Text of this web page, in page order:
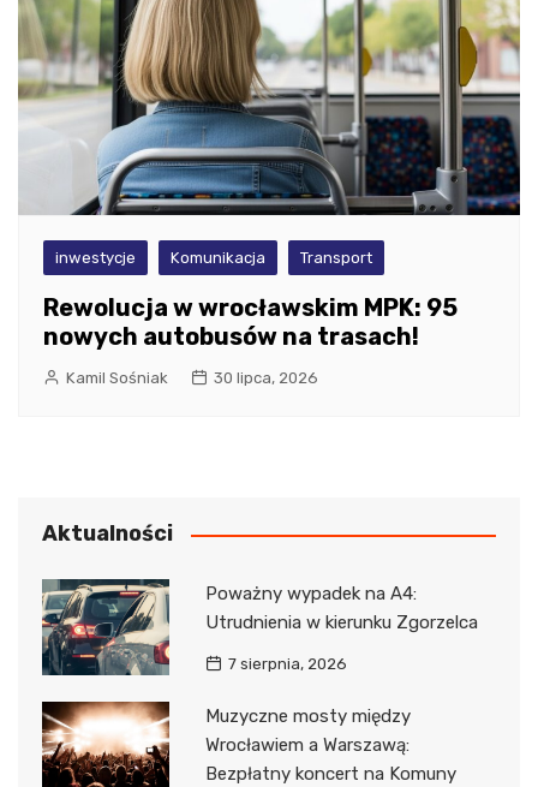
inwestycje Komunikacja Transport
Rewolucja w wrocławskim MPK: 95
nowych autobusów na trasach!
Kamil Sośniak 30 lipca, 2026
Aktualności
Poważny wypadek na A4:
Utrudnienia w kierunku Zgorzelca
7 sierpnia, 2026
Muzyczne mosty między
Wrocławiem a Warszawą:
Bezpłatny koncert na Komuny